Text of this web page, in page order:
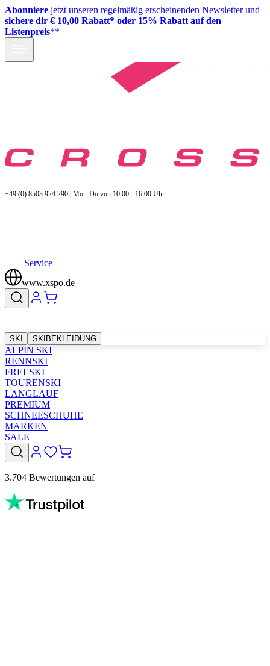
Abonniere jetzt unseren regelmäßig erscheinenden Newsletter und
sichere dir € 10,00 Rabatt* oder 15% Rabatt auf den
Listenpreis**
+49 (0) 8503 924 290 | Mo - Do von 10:00 - 16:00 Uhr
Service
www.xspo.de
SKI SKIBEKLEIDUNG
ALPIN SKI
RENNSKI
FREESKI
TOURENSKI
LANGLAUF
PREMIUM
SCHNEESCHUHE
MARKEN
SALE
3.704 Bewertungen auf